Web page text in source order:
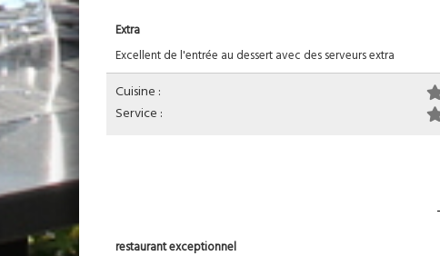
Extra
Excellent de l'entrée au dessert avec des serveurs extra
Cuisine :
Service :
restaurant exceptionnel